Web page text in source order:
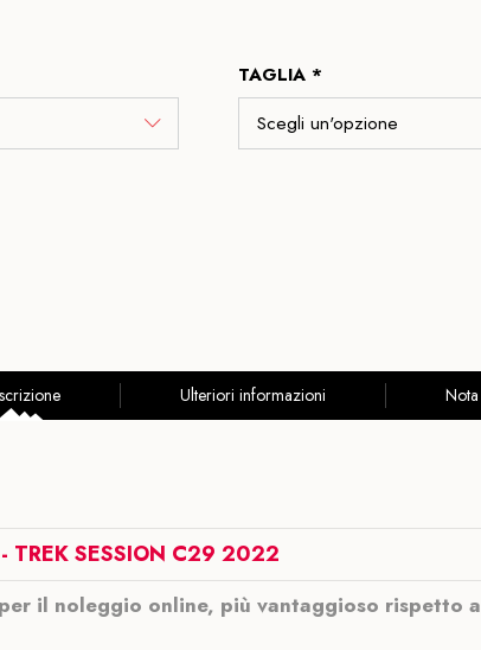
TAGLIA *
Ulteriori informazioni Nota
TREK SESSION C29 2022
il noleggio online, più vantaggioso rispetto